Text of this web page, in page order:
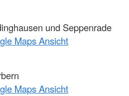
und Seppenrade
Maps Ansicht
Maps Ansicht